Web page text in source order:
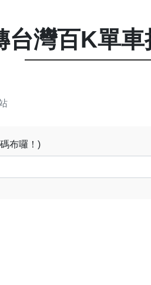
台灣百K單
布囉！)